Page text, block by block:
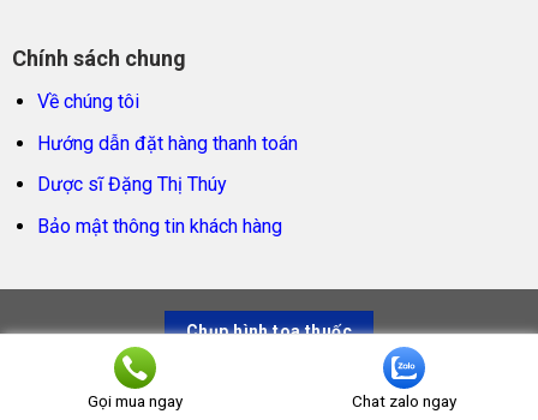
Chính sách chung
Về chúng tôi
Hướng dẫn đặt hàng thanh toán
Dược sĩ Đặng Thị Thúy
Bảo mật thông tin khách hàng
Chụp hình toa thuốc
Siêu thị thuốc tây – Trao sản phẩm thật, trọn niềm tin
Gọi mua ngay Chat zalo ngay